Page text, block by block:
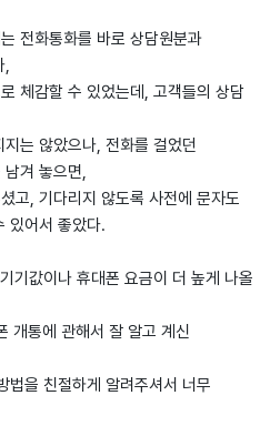
전화통화를 바로 상담원분과
,
체감할 수 있었는데, 고객들의 상담
는 않았으나, 전화를 걸었던
겨 놓으면,
고, 기다리지 않도록 사전에 문자도
있어서 좋았다.
기값이나 휴대폰 요금이 더 높게 나올
개통에 관해서 잘 알고 계신
법을 친절하게 알려주셔서 너무